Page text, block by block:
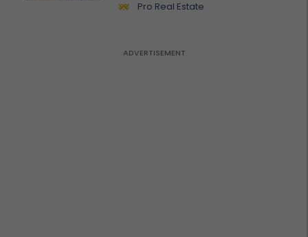
Pro Real Estate